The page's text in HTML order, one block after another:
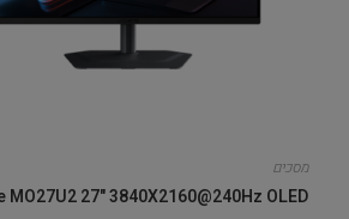
מסכים
MO27U2 27" 3840X2160@240Hz OLED